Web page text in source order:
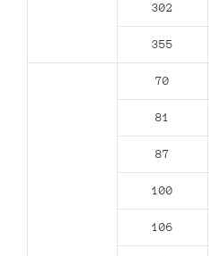
302
355
70
81
87
100
106